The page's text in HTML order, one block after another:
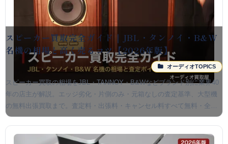
スピーカー買取完全ガイド｜JBL・タンノイ・B&W
名機の相場と高く売るコツ【2026年版】
オーディオTOPICS
スピーカー買取の相場をJBL・TANNOY・B&Wなどブランド別に業界40
年の店主が解説。エッジ劣化・片側のみ・元箱なしの査定基準、大型機
の無料出張買取まで。査定料・出張料・キャンセル料すべて無料・全国
対応です。